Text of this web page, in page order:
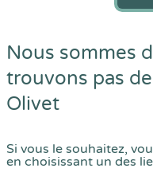
Nous sommes
trouvons pas
Olivet
Si vous le souhaitez,
en choisissant un des